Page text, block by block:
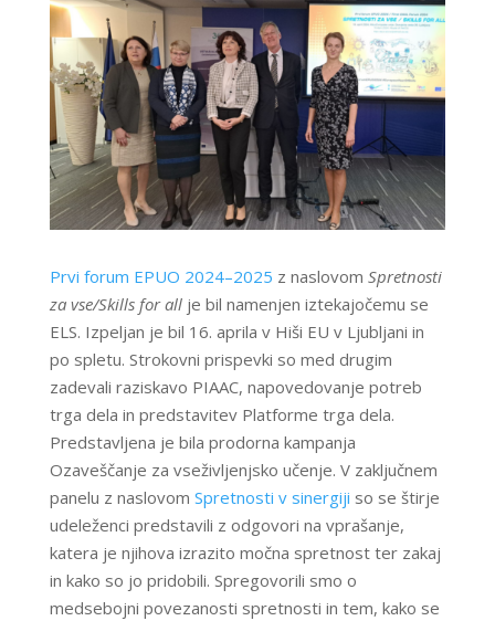
Prvi forum EPUO 2024–2025 z naslovom Spretnosti
za vse/Skills for allje bil namenjen iztekajočemu se
ELS. Izpeljan je bil 16. aprila v Hiši EU v Ljubljani in
po spletu. Strokovni prispevki so med drugim
zadevali raziskavo PIAAC, napovedovanje potreb
trga dela in predstavitev Platforme trga dela.
Predstavljena je bila prodorna kampanja
Ozaveščanje za vseživljenjsko učenje. V zaključnem
panelu z naslovom Spretnosti v sinergiji so se štirje
udeleženci predstavili z odgovori na vprašanje,
katera je njihova izrazito močna spretnost ter zakaj
in kako so jo pridobili. Spregovorili smo o
medsebojni povezanosti spretnosti in tem, kako se